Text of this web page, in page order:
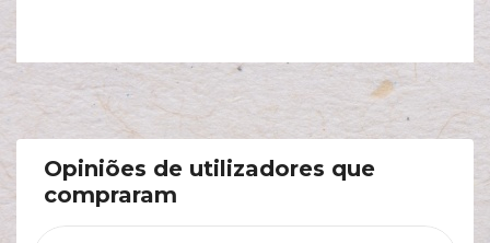
Opiniões de utilizadores que
compraram